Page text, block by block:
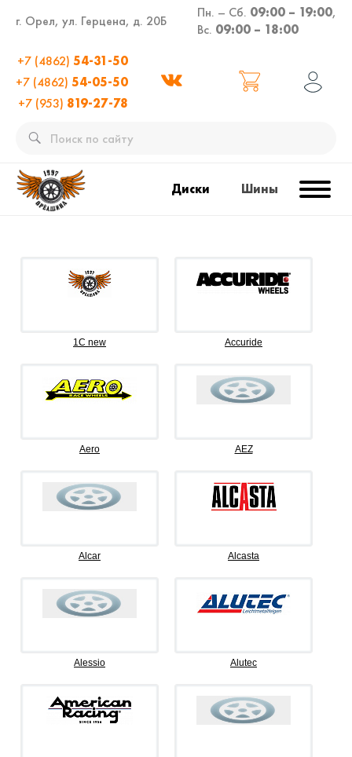
г. Орел, ул. Герцена, д. 20Б
Пн. – Сб. 09:00 – 19:00,
Вс. 09:00 – 18:00
+7 (4862) 54-31-50
+7 (4862) 54-05-50
+7 (953) 819-27-78
Диски Шины
1C new Accuride
Aero AEZ
Alcar Alcasta
Alessio Alutec